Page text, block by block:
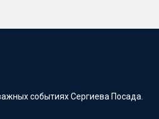
событиях Сергиева Посада.